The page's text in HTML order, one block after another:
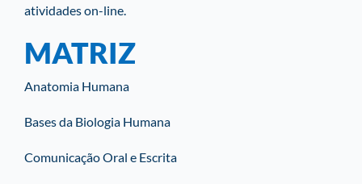
atividades on-line.
MATRIZ
Anatomia Humana
Bases da Biologia Humana
Comunicação Oral e Escrita